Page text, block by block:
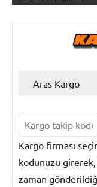
Takip
Kargo firması
kodunuzu
zaman